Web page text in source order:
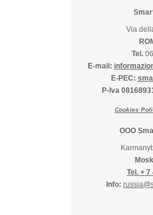
Via
Tel.
E-mail:
E-PEC:
P-Iva
Cookies
OOO
Tel. +
Info: